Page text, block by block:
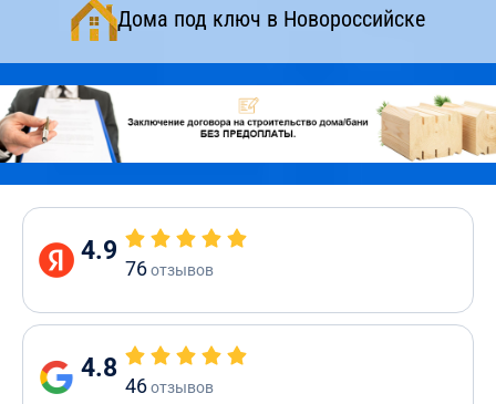
Дома под ключ в Новороссийске
4.9
76отзывов
4.8
46отзывов